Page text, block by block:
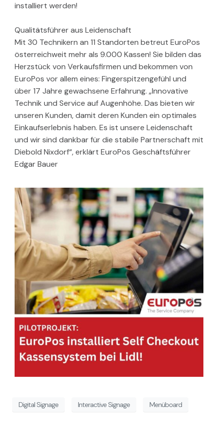
installiert werden!
Qualitätsführer aus Leidenschaft
Mit 30 Technikern an 11 Standorten betreut EuroPos
österreichweit mehr als 9.000 Kassen! Sie bilden das
Herzstück von Verkaufsfirmen und bekommen von
EuroPos vor allem eines: Fingerspitzengefühl und
über 17 Jahre gewachsene Erfahrung. „Innovative
Technik und Service auf Augenhöhe. Das bieten wir
unseren Kunden, damit deren Kunden ein optimales
Einkaufserlebnis haben. Es ist unsere Leidenschaft
und wir sind dankbar für die stabile Partnerschaft mit
Diebold Nixdorf“, erklärt EuroPos Geschäftsführer
Edgar Bauer
Digital Signage Interactive Signage Menüboard